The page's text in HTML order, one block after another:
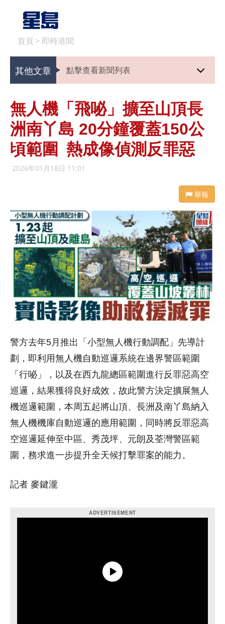
首頁 > 即時港聞
其他文章 點擊查看新聞列表
無人機「飛咇」擴至山頂長
洲南丫島 20分鐘覆蓋150公
頃範圍 熱成像偵測反罪惡
2026年01月18日 11:01
舉報
警方去年5月推出「小型無人機行動調配」先導計
劃，即利用無人機自動巡邏系統在邊界警區範圍
「行咇」，以及在西九龍總區範圍進行反罪惡高空
巡邏，結果獲得良好成效，故此警方決定擴展無人
機巡邏範圍，本周五起將山頂、長洲及南丫島納入
無人機機庫自動巡邏的應用範圍，同時將反罪惡高
空巡邏延伸至中區、秀茂坪、元朗及荃灣警區範
圍，務求進一步提升全天候打擊罪案的能力。
記者 麥鍵瀧